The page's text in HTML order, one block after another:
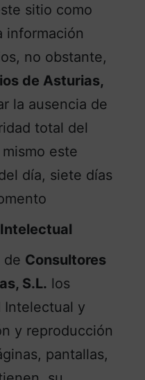
sitio como
información
no obstante,
de Asturias,
la ausencia de
total del
este
día, siete días
de Consultores
S.L. los
Intelectual y
y reproducción
pantallas,